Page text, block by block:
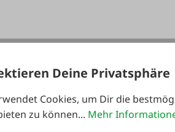
6,99 €* 8,50 €*
Deine Privatsphäre
Cookies, um Dir die
zu können... Mehr